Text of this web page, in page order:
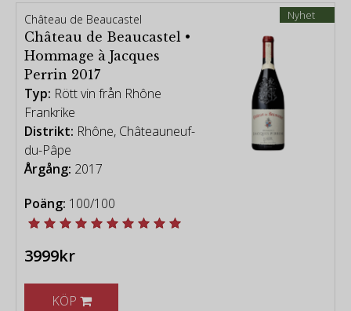
Nyhet
Château de Beaucastel
Château de Beaucastel •
Hommage à Jacques
Perrin 2017
Typ: Rött vin från Rhône
Frankrike
Distrikt: Rhône, Châteauneuf-
du-Pâpe
Årgång: 2017
Poäng: 100/100
3999kr
KÖP